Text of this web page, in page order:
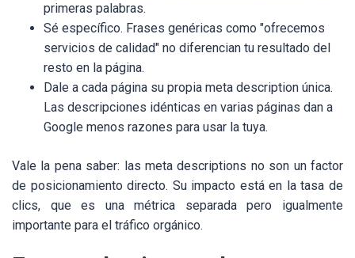
primeras palabras.
Sé específico. Frases genéricas como "ofrecemos
servicios de calidad" no diferencian tu resultado del
resto en la página.
Dale a cada página su propia meta description única.
Las descripciones idénticas en varias páginas dan a
Google menos razones para usar la tuya.
Vale la pena saber: las meta descriptions no son un factor
de posicionamiento directo. Su impacto está en la tasa de
clics, que es una métrica separada pero igualmente
importante para el tráfico orgánico.